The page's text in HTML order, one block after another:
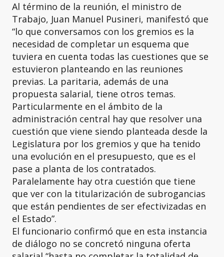
Al término de la reunión, el ministro de
Trabajo, Juan Manuel Pusineri, manifestó que
“lo que conversamos con los gremios es la
necesidad de completar un esquema que
tuviera en cuenta todas las cuestiones que se
estuvieron planteando en las reuniones
previas. La paritaria, además de una
propuesta salarial, tiene otros temas.
Particularmente en el ámbito de la
administración central hay que resolver una
cuestión que viene siendo planteada desde la
Legislatura por los gremios y que ha tenido
una evolución en el presupuesto, que es el
pase a planta de los contratados.
Paralelamente hay otra cuestión que tiene
que ver con la titularización de subrogancias
que están pendientes de ser efectivizadas en
el Estado”.
El funcionario confirmó que en esta instancia
de diálogo no se concretó ninguna oferta